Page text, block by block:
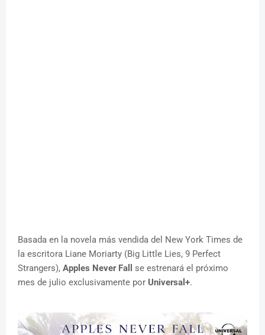
Basada en la novela más vendida del New York Times de
la escritora Liane Moriarty (Big Little Lies, 9 Perfect
Strangers), Apples Never Fall
se estrenará el próximo
mes de julio exclusivamente por Universal+.